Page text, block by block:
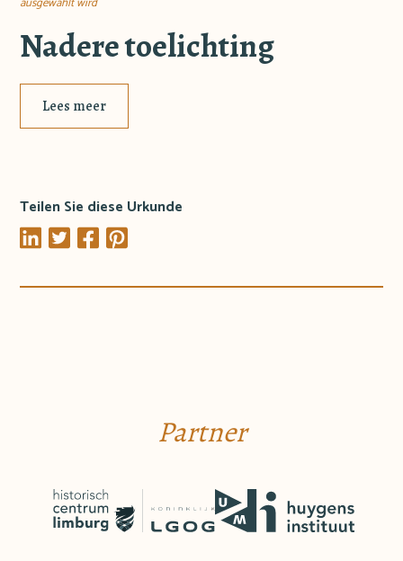
Nadere toelichting
Lees meer
Teilen Sie diese Urkunde
Partner